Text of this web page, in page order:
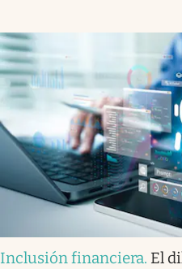
Inclusión financiera. El